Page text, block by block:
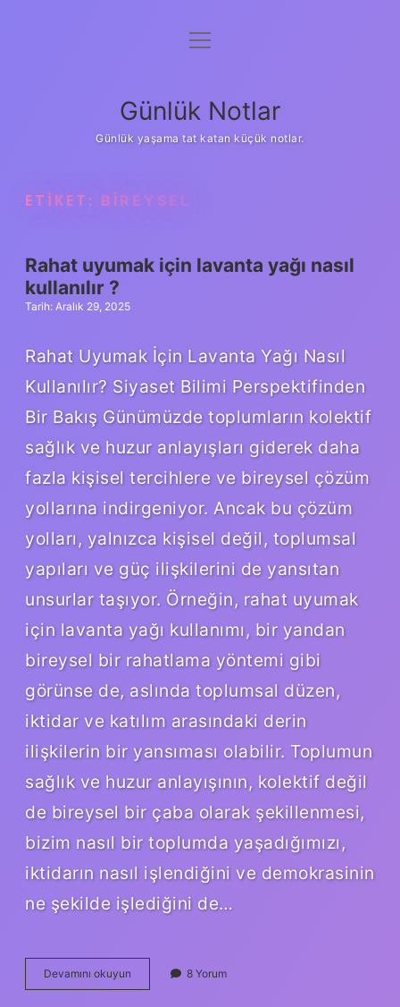
Anasayfa
Yasal Uyarı
menüyü
Günlük Notlar
Günlük yaşama tat katan küçük notlar.
ETIKET: BIREYSEL
Rahat uyumak için lavanta yağı nasıl
kullanılır ?
Tarih: Aralık 29, 2025
Rahat Uyumak İçin Lavanta Yağı Nasıl
Kullanılır? Siyaset Bilimi Perspektifinden
Bir Bakış Günümüzde toplumların kolektif
sağlık ve huzur anlayışları giderek daha
fazla kişisel tercihlere ve bireysel çözüm
yollarına indirgeniyor. Ancak bu çözüm
yolları, yalnızca kişisel değil, toplumsal
yapıları ve güç ilişkilerini de yansıtan
unsurlar taşıyor. Örneğin, rahat uyumak
için lavanta yağı kullanımı, bir yandan
bireysel bir rahatlama yöntemi gibi
görünse de, aslında toplumsal düzen,
iktidar ve katılım arasındaki derin
ilişkilerin bir yansıması olabilir. Toplumun
sağlık ve huzur anlayışının, kolektif değil
de bireysel bir çaba olarak şekillenmesi,
bizim nasıl bir toplumda yaşadığımızı,
iktidarın nasıl işlendiğini ve demokrasinin
ne şekilde işlediğini de…
Devamını okuyun
uyumak
8 Yorum